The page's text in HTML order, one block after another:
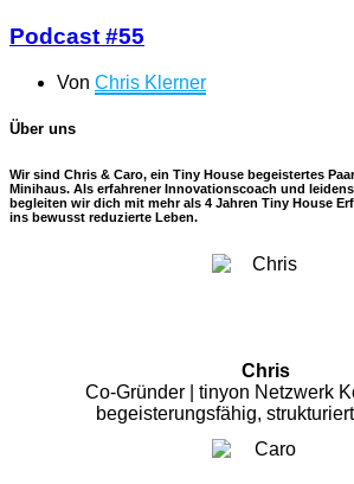
Podcast #55
Von Chris Klerner
Über uns
Wir sind Chris & Caro, ein Tiny House begeistertes
Minihaus. Als erfahrener Innovationscoach und
begleiten wir dich mit mehr als 4 Jahren Tiny House
ins bewusst reduzierte Leben.
Chris
Co-Gründer | tinyon Netzwerk
begeisterungsfähig,